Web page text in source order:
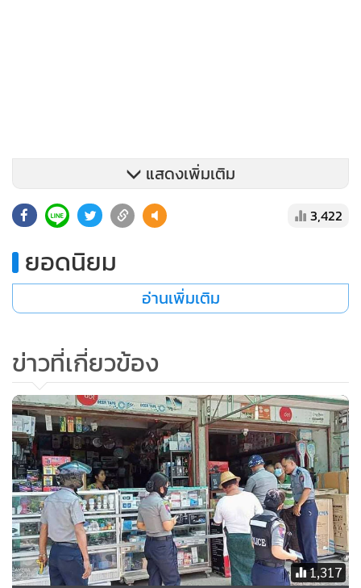
สถานีโทรทัศน์ MRTV ยังรายงานว่า มีเหตุระเบิดเกิดขึ้นที่สถานี
โทรคมนาคมที่ทหารเป็นเจ้าของในกรุงเนปีดอ เมื่อวันพุธ (5)
ทำให้ พล.อ.อาวุโส มิน อ่อง หล่าย ผู้นำรัฐบาลทหารเรียกร้องการ
ดำเนินการกับผู้กระทำผิด
“พวกเขากำลังทำลายประเทศ” MRTV รายงานอ้างคำกล่าวของ
พล.อ.อาวุโส มิน อ่อง หล่าย
นอกจากนี้ ทางการยังออกหมายจับเจ้าหน้าที่ทางการแพทย์และ
ครู 40 คน ที่ถูกกล่าวหาว่าสนับสนุนส่งเสริมขบวนการอารยะ
ขัดขืน
โพ ตอ เป็นนักสู้ที่มีชื่อเสียงในพม่า และถูกถ่ายภาพระหว่างการ
ชุมนุมประท้วงขณะถือป้ายที่ท้าทาย พล.อ.อาวุโส มิน อ่อง หล่าย
ให้ต่อสู้ในกรงสังเวียน
แสดงเพิ่มเติม
3,422
ยอดนิยม
อ่านเพิ่มเติม
ข่าวที่เกี่ยวข้อง
1,317